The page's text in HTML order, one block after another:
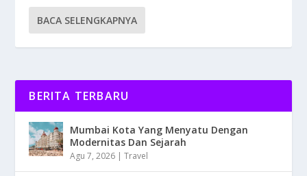
BACA SELENGKAPNYA
BERITA TERBARU
Mumbai Kota Yang Menyatu Dengan
Modernitas Dan Sejarah
Agu 7, 2026 |Travel